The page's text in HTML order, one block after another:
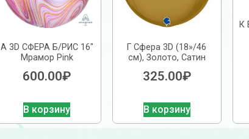
А 3D СФЕРА Б/РИС 16″
Мрамор Pink
600.00₽
В корзину
Г Сфера 3D (18»/46
см), Золото, Сатин
325.00₽
В корзину
К